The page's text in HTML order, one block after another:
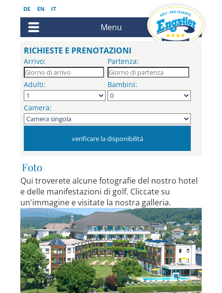
DE EN IT
Menu
RICHIESTE E PRENOTAZIONI
Arrivo: Partenza:
Adulti: Bambini:
Camera:
Foto
Qui troverete alcune fotografie del nostro hotel
e delle manifestazioni di golf. Cliccate su
un'immagine e visitate la nostra galleria.